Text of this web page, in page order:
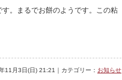
。まるでお餅のようです。この粘
11月3日(日) 21:21｜カテゴリー： お知らせ